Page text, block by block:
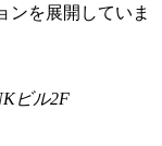
ンを展開していま
ビル2F